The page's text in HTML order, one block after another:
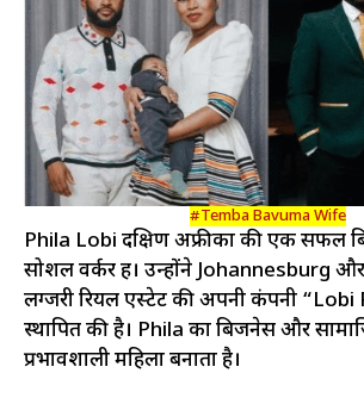
#Temba Bavuma Wife
Phila Lobi दक्षिण अफ्रीका की एक सफल
सोशल वर्कर हैं। उन्होंने Johannesburg
लग्जरी रियल एस्टेट की अपनी कंपनी
स्थापित की है। Phila का बिजनेस और
प्रभावशाली महिला बनाता है।